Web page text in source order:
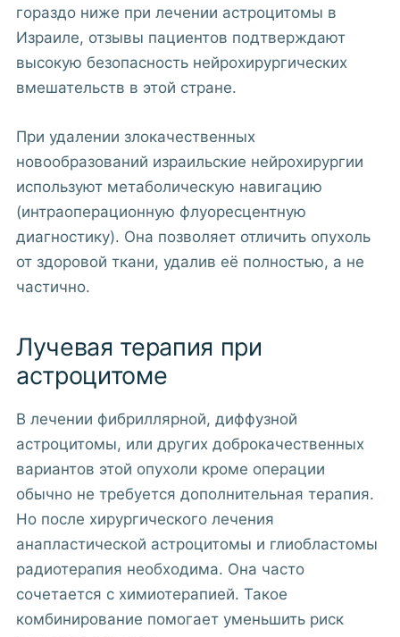
гораздо ниже при лечении астроцитомы в
Израиле, отзывы пациентов подтверждают
высокую безопасность нейрохирургических
вмешательств в этой стране.
При удалении злокачественных
новообразований израильские нейрохирургии
используют метаболическую навигацию
(интраоперационную флуоресцентную
диагностику). Она позволяет отличить опухоль
от здоровой ткани, удалив её полностью, а не
частично.
Лучевая терапия при
астроцитоме
В лечении фибриллярной, диффузной
астроцитомы, или других доброкачественных
вариантов этой опухоли кроме операции
обычно не требуется дополнительная терапия.
Но после хирургического лечения
анапластической астроцитомы и глиобластомы
радиотерапия необходима. Она часто
сочетается с химиотерапией. Такое
комбинирование помогает уменьшить риск